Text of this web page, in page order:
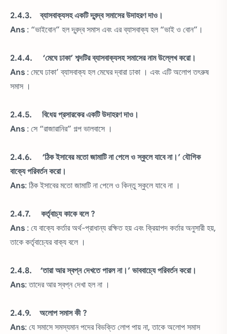
2.4.3. ব্যাসবাক্যসহ একটি দ্বন্দ্ব সমাসের উদাহরণ দাও।
Ans : “ভাইবোন” হল দ্বন্দ্ব সমাস এবং এর ব্যাসবাক্য হল “ভাই ও বোন”।
2.4.4. ‘মেঘে ঢাকা’ শব্দটির ব্যাসবাক্যসহ সমাসের নাম উল্লেখ করো।
Ans : মেঘে ঢাকা’ ব্যাসবাক্য হল মেঘের দ্বারা ঢাকা । এবং এটি অলোপ তৎরুষ
সমাস ।
2.4.5. বিধেয় প্রসারকের একটি উদাহরণ দাও।
Ans : সে “রাজারানির” গল্প ভালবাসে ।
2.4.6. ‘ঠিক ইসাবের মতো জামাটি না পেলে ও স্কুলে যাবে না।’ যৌগিক
বাক্যে পরিবর্তন করো।
Ans: ঠিক ইসাবের মতো জামাটি না পেলে ও কিন্তু স্কুলে যাবে না ।
2.4.7. কর্তৃবাচ্য কাকে বলে ?
Ans : যে বাক্যে কর্তার অর্থ-প্রাধান্য রক্ষিত হয় এবং ক্রিয়াপদ কর্তার অনুসারী হয়,
তাকে কর্তৃবাচ্যের বাক্য বলে ।
2.4.8. ‘তারা আর স্বপ্ন দেখতে পারল না।’ ভাববাচ্যে পরিবর্তন করো।
Ans: তাদের আর স্বপ্ন দেখা হল না ।
2.4.9. অলোপ সমাস কী ?
Ans: যে সমাসে সমস্যমান পদের বিভক্তি লোপ পায় না, তাকে অলোপ সমাস